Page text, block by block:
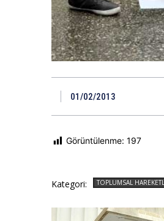
01/02/2013
Görüntülenme: 197
Kategori: TOPLUMSAL